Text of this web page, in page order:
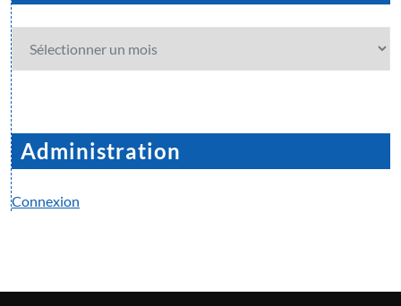
Archives
Administration
Connexion